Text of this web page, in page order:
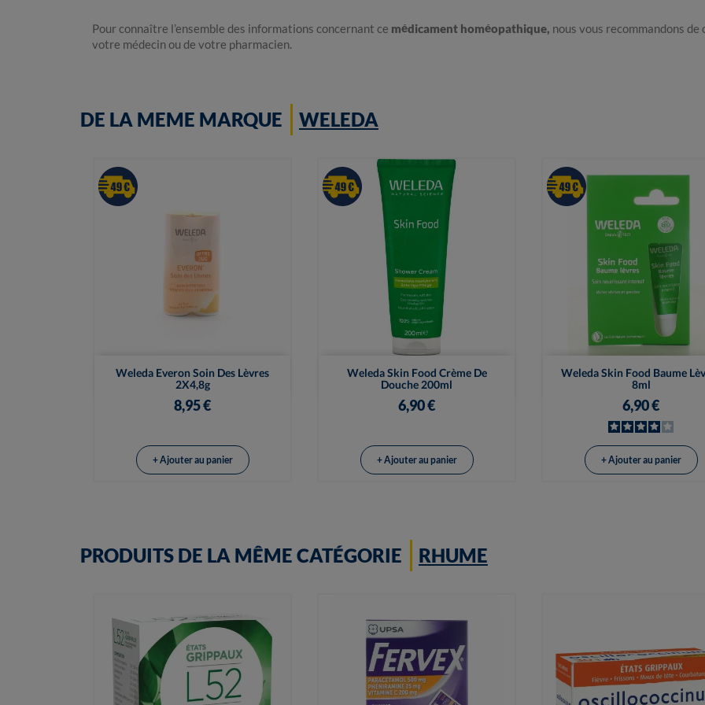
Pour connaître l’ensemble des informations concernant ce médicament homéopathique, nous vous recommandons
votre médecin ou de votre pharmacien.
DE LA MEME MARQUE WELEDA
Weleda Everon Soin Des Lèvres
2X4,8g
8,95 €
Vue rapide
+ Ajouter au panier
Weleda Skin Food Crème De
Douche 200ml
6,90 €
Vue rapide
+ Ajouter au panier
Weleda Skin Food Baume
8ml
6,90 €
Vue rapide
+ Ajouter au panier
PRODUITS DE LA MÊME CATÉGORIE RHUME